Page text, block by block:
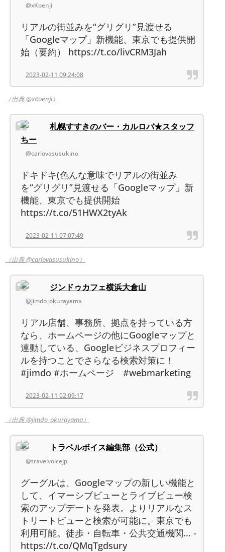
@xKoenji
リアルの街並みを“グリグリ”見渡せる
「Googleマップ」新機能、東京でも提供開
始（要約） https://t.co/livCRM3Jah
2023-02-11 09:24:08
（出典 @xKoenji）
札幌すすきのバー・カルロバ★スタッフ
ちー
@carlovasusukino
ドキドキ(色んな意味でリアルの街並み
を“グリグリ”見渡せる「Googleマップ」新
機能、東京でも提供開始
https://t.co/51HWX2tyAk
2023-02-11 07:07:49
（出典 @carlovasusukino）
ジンドゥカフェ横浜大倉山
@jimdo_okurayama
リアル店舗、事務所、拠点を持っている方
なら、ホームページの他にGoogleマップと
連動している、Googleビジネスプロフィー
ルを持つことでさらなる検索対策に！
#jimdo #ホームページ #webmarketing
2023-02-11 02:09:17
（出典 @jimdo_okurayama）
トラベルボイス編集部（公式）
@travelvoicejp
グーグルは、Googleマップの新しい機能と
して、イマーシブビューとライブビュー検
索のアップデートを発表。よりリアルなス
トリートビューと検索が可能に。東京でも
利用可能。徒歩・自転車・公共交通機関... -
https://t.co/QMqTgdsury